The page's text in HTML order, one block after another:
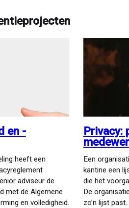
en -
heeft een
adviseur de
met de Algemene
en volledigheid.
Privacy:
Een
kantine een
die het
De
zo’n lijst past…